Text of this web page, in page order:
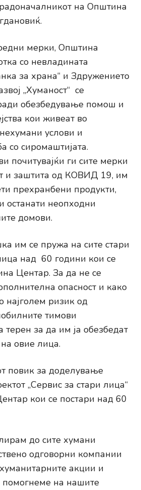
на Општина
мерки, Општина
со невладината
за храна“ и Здружението
„Хуманост“ се
обезбедување помош и
кои живеат во
услови и
со сиромаштијата.
почитувајќи ги сите мерки
и заштита од КОВИД 19, им
прехранбени продукти,
останати неопходни
домови.
им се пружа на сите стари
над 60 години кои се
Центар. За да не се
опасност и како
најголем ризик од
тимови
терен за да им ја обезбедат
овие лица.
повик за доделување
„Сервис за стари лица“
кои се постари над 60
до сите хумани
одговорни компании
акции и
на нашите